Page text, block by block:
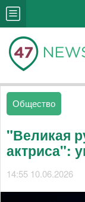
Общество
"Великая
актриса":
14:55 10.06.2026